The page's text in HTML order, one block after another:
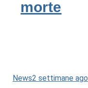
morte
News2 settimane ago